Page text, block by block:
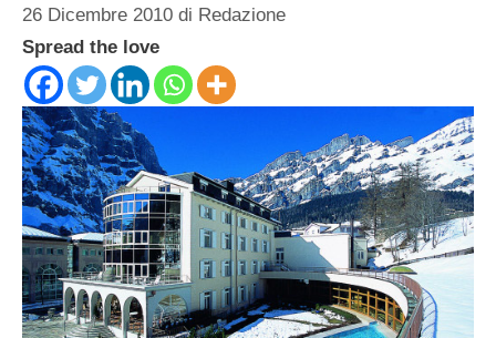
26 Dicembre 2010 di Redazione
Spread the love